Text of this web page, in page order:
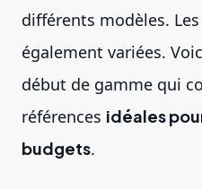
différents modèles.
également variées.
début de gamme qui
références idéales
budgets.